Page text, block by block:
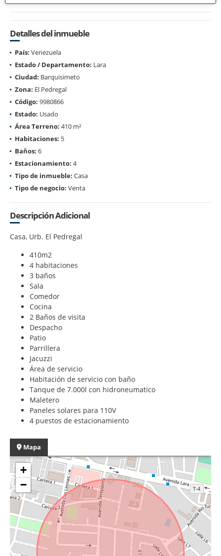
Detalles del inmueble
País: Venezuela
Estado / Departamento: Lara
Ciudad: Barquisimeto
Zona: El Pedregal
Código: 9980866
Estado: Usado
Área Terreno: 410 m²
Habitaciones: 5
Baños: 6
Estacionamiento: 4
Tipo de inmueble: Casa
Tipo de negocio: Venta
Descripción Adicional
Casa, Urb. El Pedregal
410m2
4 habitaciones
3 baños
Sala
Comedor
Cocina
2 Baños de visita
Despacho
Patio
Parrillera
Jacuzzi
Área de servicio
Habitación de servicio con baño
Tanque de 7.000l con hidroneumatico
Maletero
Paneles solares para 110V
4 puestos de estacionamiento
Mapa
+
−